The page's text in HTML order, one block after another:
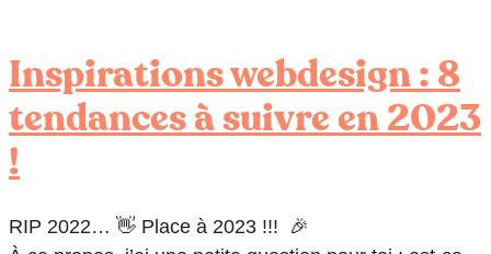
Inspirations webdesign : 8
tendances à suivre en 2023
!
RIP 2022… 👋 Place à 2023 !!! 🎉